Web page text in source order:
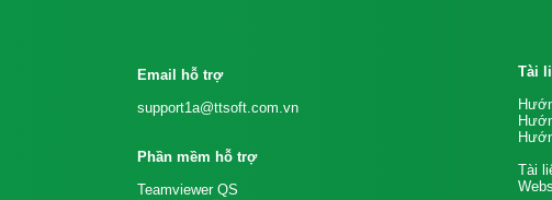
Email hỗ trợ
support1a@ttsoft.com.vn
Phần mềm hỗ trợ
Teamviewer QS
Tài
Tài